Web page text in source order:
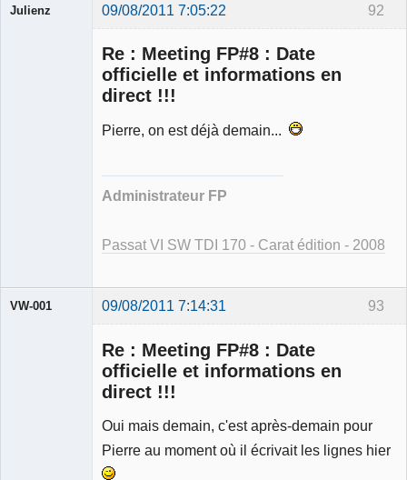
92
Julienz 09/08/2011 7:05:22
Re : Meeting FP#8 : Date
officielle et informations en
direct !!!
Pierre, on est déjà demain...
Administrateur FP
Passat VI SW TDI 170 - Carat édition - 2008
93
VW-001 09/08/2011 7:14:31
Re : Meeting FP#8 : Date
officielle et informations en
direct !!!
Oui mais demain, c'est après-demain pour
Pierre au moment où il écrivait les lignes hier